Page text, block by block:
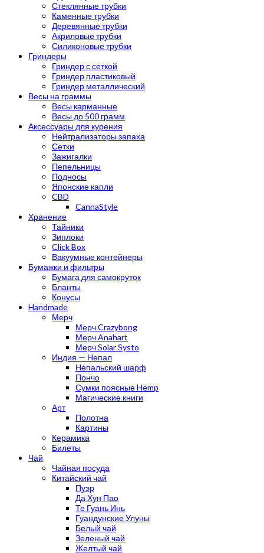
Стеклянные трубки
Каменные трубки
Деревянные трубки
Акриловые трубки
Силиконовые трубки
Гриндеры
Гриндер с сеткой
Гриндер пластиковый
Гриндер металлический
Весы на граммы
Весы карманные
Весы до 500 грамм
Аксессуары для курения
Нейтрализаторы запаха
Сетки
Зажигалки
Пепельницы
Подносы
Японские капли
CBD
CannaStyle
Хранение
Тайники
Зиплоки
Click Box
Вакуумные контейнеры
Бумажки и фильтры
Бумага для самокруток
Бланты
Конусы
Handmade
Мерч
Мерч Crazybong
Мерч Anahart
Мерч Solar Systo
Индия — Непал
Непальский шарф
Пончо
Сумки поясные Hemp
Магические книги
Арт
Полотна
Картины
Керамика
Билеты
Чай
Чайная посуда
Китайский чай
Пуэр
Да Хун Пао
Те Гуань Инь
Гуандунские Улуны
Белый чай
Зеленый чай
Желтый чай